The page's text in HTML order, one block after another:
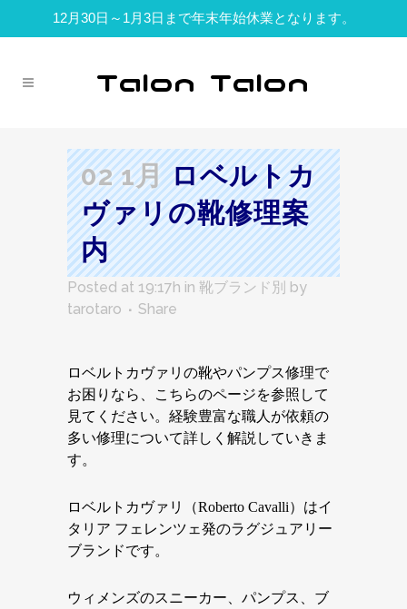
12月30日～1月3日まで年末年始休業となります。
02 1月ロベルトカ
ヴァリの靴修理案
内
Posted at 19:17h in 靴ブランド別 by
tarotaro
Share
ロベルトカヴァリの靴やパンプス修理で
お困りなら、こちらのページを参照して
見てください。経験豊富な職人が依頼の
多い修理について詳しく解説していきま
す。
ロベルトカヴァリ（Roberto Cavalli）はイ
タリア フェレンツェ発のラグジュアリー
ブランドです。
ウィメンズのスニーカー、パンプス、ブ